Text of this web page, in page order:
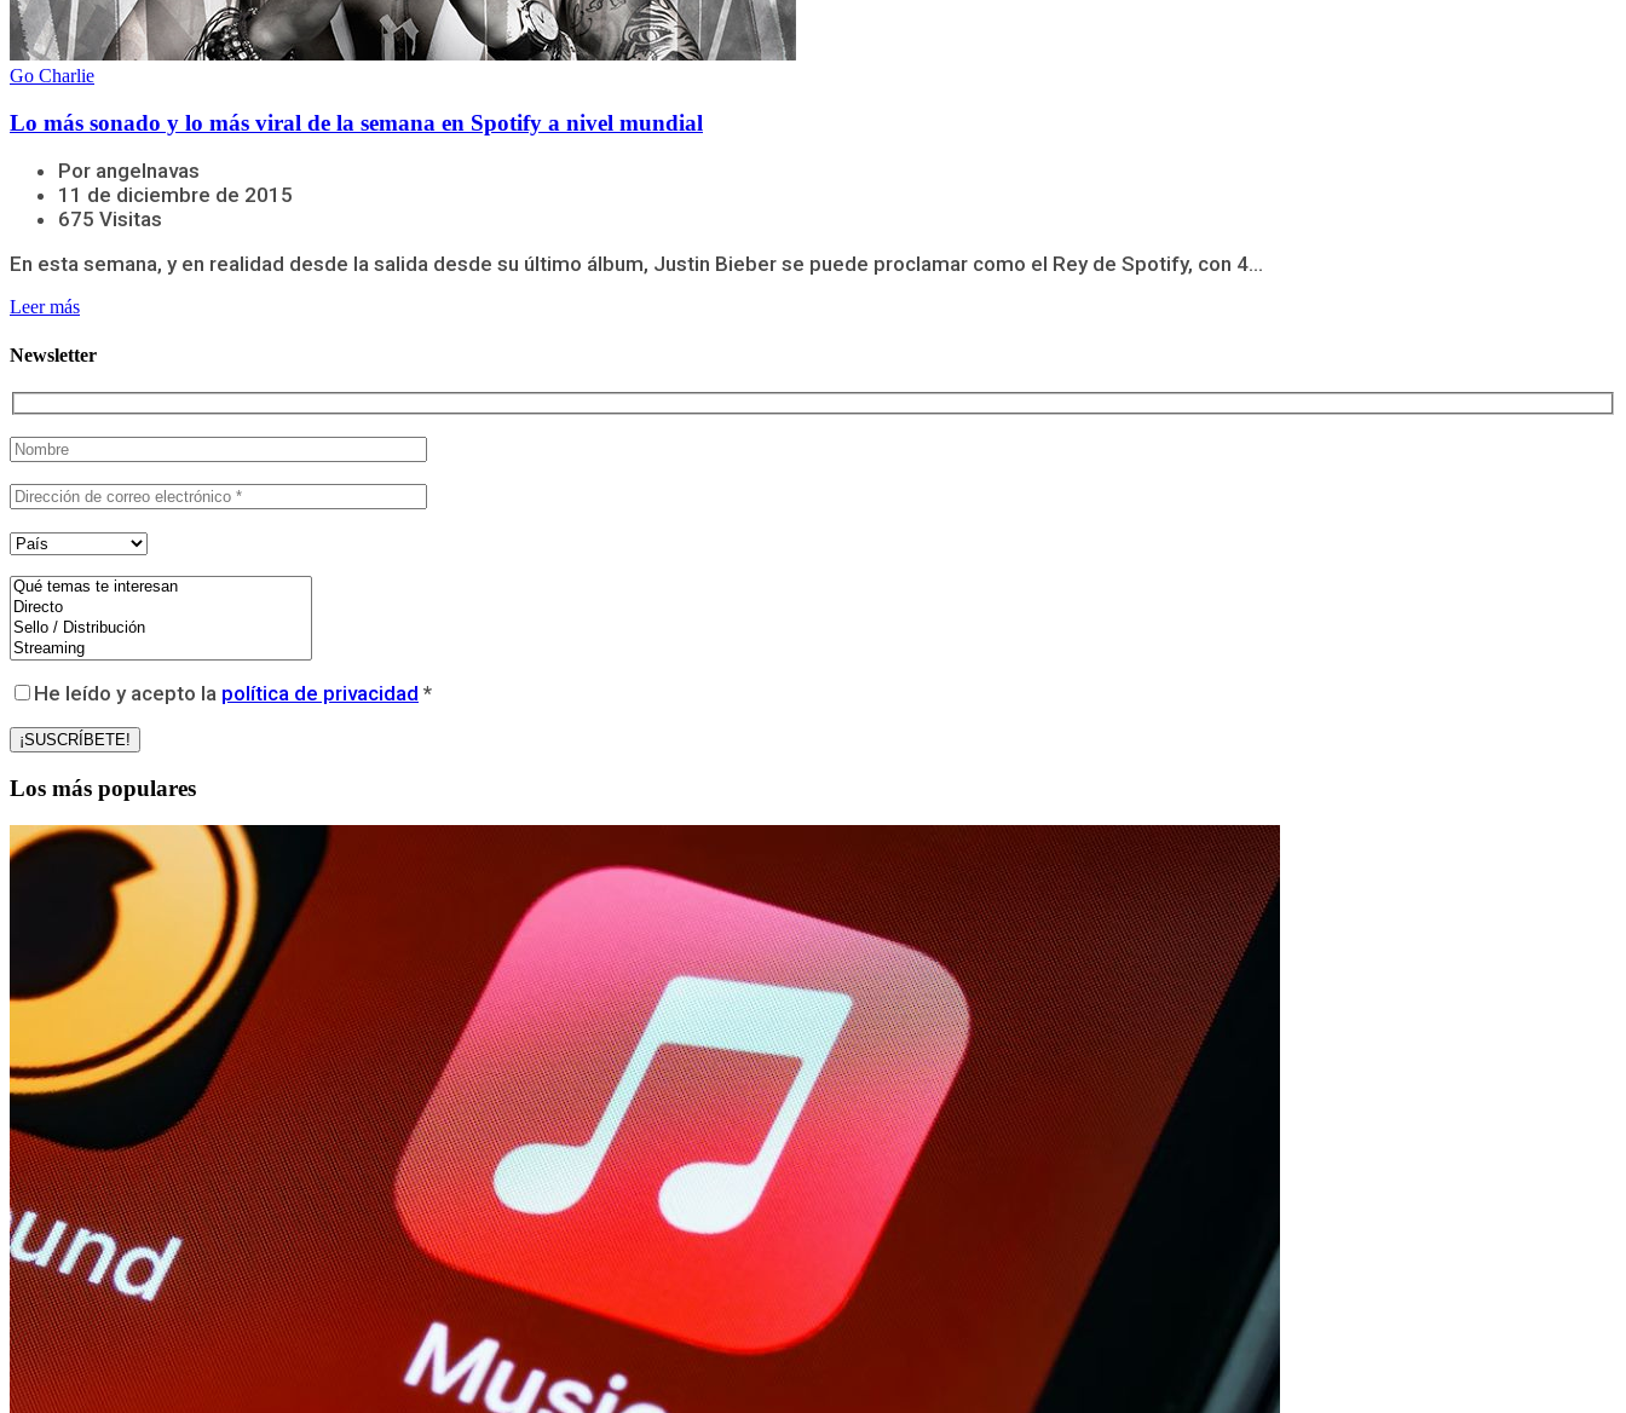
Go Charlie
Lo más sonado y lo más viral de la semana en Spotify a nivel mundial
Por angelnavas
11 de diciembre de 2015
675 Visitas
En esta semana, y en realidad desde la salida desde su último álbum, Justin Bieber se puede proclamar como el Rey de Spotify, con 4...
Leer más
Newsletter
He leído y acepto la política de privacidad *
Los más populares